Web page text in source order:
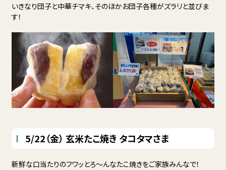
いきなり団子と中華チマキ、そのほかお団子各種がズラリと並びま
す！
5/22（金） 玄米たこ焼き タコタマさま
新鮮な口当たりのフワッとろ～んなたこ焼きをご家族みんなで！